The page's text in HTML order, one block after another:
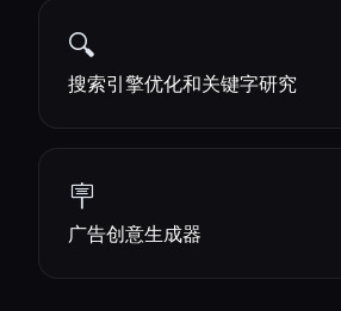
🔍
搜索引擎优化和关键字研究
🪧
广告创意生成器